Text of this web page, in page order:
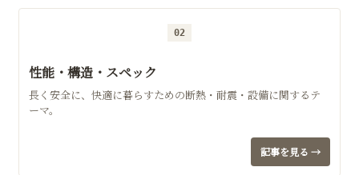
02
性能・構造・スペック
長く安全に、快適に暮らすための断熱・耐震・設備に関するテ
ーマ。
記事を見る →